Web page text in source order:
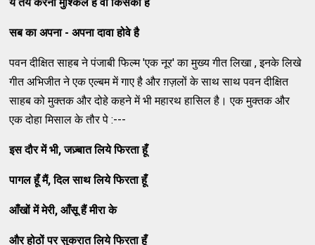
सब का अपना-अपना दावा होवे है
पवन दीक्षित साहब ने पंजाबी फिल्म 'एक नूर' का मुख्य गीत लिखा , इनके लिखे
गीत अभिजीत ने एक एल्बम में गाए है और ग़ज़लों के साथ साथ पवन दीक्षित
साहब को मुक्तक और दोहे कहने में भी महारथ हासिल है। एक मुक्तक और
एक दोहा मिसाल के तौर पे :---
इस दौर में भी,जज़्बात लिये फिरता हूँ
पागल हूँ मैं,दिल साथ लिये फिरता हूँ
आँखों में मेरी,आँसू हैं मीरा के
और होठों पर सुकरात लिये फिरता हूँ